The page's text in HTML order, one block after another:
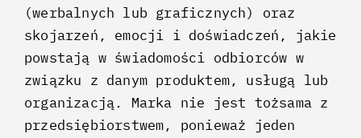
(werbalnych lub graficznych) oraz
skojarzeń, emocji i doświadczeń, jakie
powstają w świadomości odbiorców w
związku z danym produktem, usługą lub
organizacją. Marka nie jest tożsama z
przedsiębiorstwem, ponieważ jeden